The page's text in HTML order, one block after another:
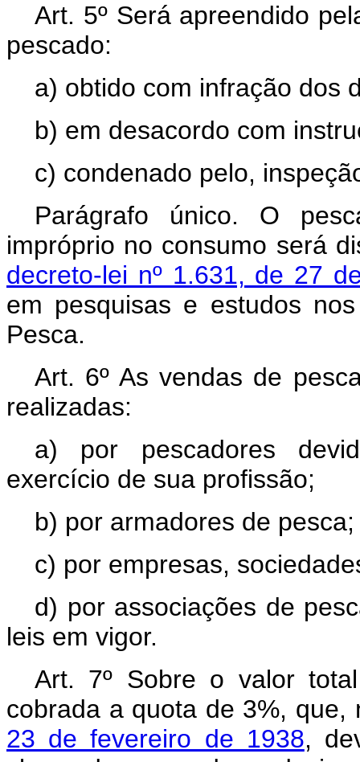
Art. 5º Será apreendido
pescado:
a) obtido com infração dos
b) em desacordo com
c) condenado pelo,
Parágrafo único. O
impróprio no consumo será
decreto-lei nº 1.631, de 27
em pesquisas e estudos
Pesca.
Art. 6º As vendas de
realizadas:
a) por pescadores
exercício de sua profissão;
b) por armadores de pesca;
c) por empresas,
d) por associações de
leis em vigor.
Art. 7º Sobre o valor
cobrada a quota de 3%,
23 de fevereiro de 1938,